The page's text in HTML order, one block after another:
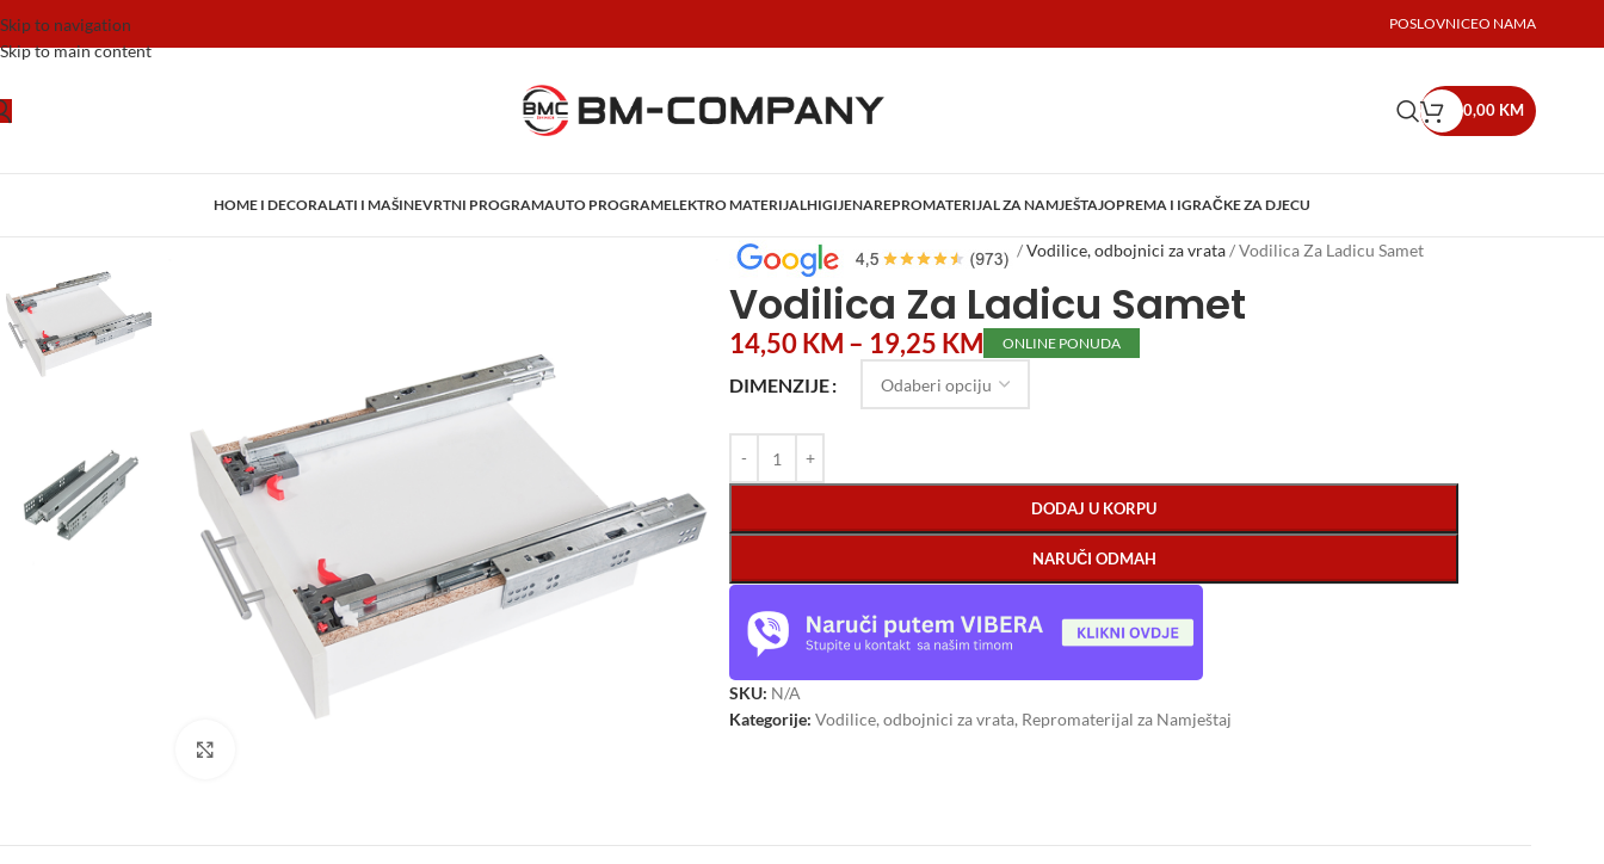
Skip to navigation
Skip to main content
POSLOVNICEO NAMA
0,00 KM
HOME I DECORALATI I MAŠINEVRTNI PROGRAMAUTO PROGRAMELEKTRO MATERIJALHIGIJENAREPROMATERIJAL ZA NAMJEŠTAJOPREMA I IGRAČKE ZA DJECU
Početna/Repromaterijal za Namještaj /Vodilice, odbojnici za vrata/Vodilica Za Ladicu Samet
Vodilica Za Ladicu Samet
14,50KM – 19,25 KM ONLINE PONUDA
DIMENZIJE
DODAJ U KORPU
NARUČI ODMAH
SKU: N/A
Kategorije: Vodilice, odbojnici za vrata, Repromaterijal za Namještaj